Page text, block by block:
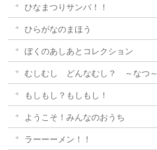
ひなまつりサンバ！！
ひらがなのまほう
ぼくのあしあとコレクション
むしむし どんなむし？ ～なつ～
もしもし？もしもし！
ようこそ！みんなのおうち
ラーーーメン！！